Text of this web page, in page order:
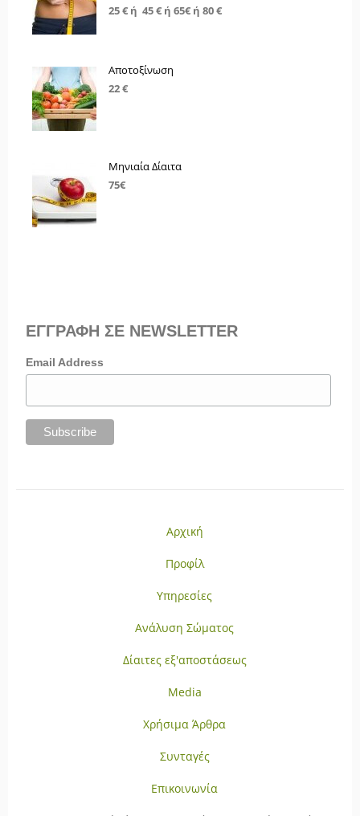
25 € ή 45 € ή 65€ ή 80 €
Αποτοξίνωση
22 €
Μηνιαία Δίαιτα
75€
ΕΓΓΡΑΦΗ ΣΕ NEWSLETTER
Email Address
Αρχική
Προφίλ
Υπηρεσίες
Ανάλυση Σώματος
Δίαιτες εξ'αποστάσεως
Media
Χρήσιμα Άρθρα
Συνταγές
Επικοινωνία